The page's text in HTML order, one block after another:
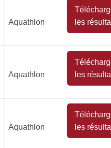
Aquathlon
les
Aquathlon
les
Aquathlon
les